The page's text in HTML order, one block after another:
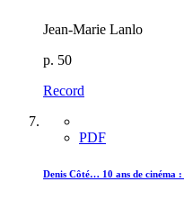
Jean-Marie Lanlo
p. 50
Record
PDF
Denis Côté… 10 ans de cinéma :